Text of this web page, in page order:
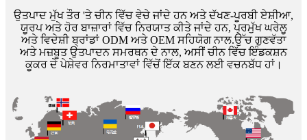
ਉਤਪਾਦ ਮੁੱਖ ਤੌਰ 'ਤੇ ਚੀਨ ਵਿੱਚ ਵੇਚੇ ਜਾਂਦੇ ਹਨ ਅਤੇ ਦੱਖਣ-ਪੂਰਬੀ ਏਸ਼ੀਆ,
ਯੂਰਪ ਅਤੇ ਹੋਰ ਬਾਜ਼ਾਰਾਂ ਵਿੱਚ ਨਿਰਯਾਤ ਕੀਤੇ ਜਾਂਦੇ ਹਨ, ਪ੍ਰਮੁੱਖ ਘਰੇਲੂ
ਅਤੇ ਵਿਦੇਸ਼ੀ ਬ੍ਰਾਂਡਾਂ ODM ਅਤੇ OEM ਸਹਿਯੋਗ ਨਾਲ.ਉੱਚ ਗੁਣਵੱਤਾ
ਅਤੇ ਮਜ਼ਬੂਤ ​​ਉਤਪਾਦਨ ਸਮਰਥਨ ਦੇ ਨਾਲ, ਅਸੀਂ ਚੀਨ ਵਿੱਚ ਇੰਡਕਸ਼ਨ
ਕੂਕਰ ਦੇ ਪੇਸ਼ੇਵਰ ਨਿਰਮਾਤਾਵਾਂ ਵਿੱਚੋਂ ਇੱਕ ਬਣਨ ਲਈ ਵਚਨਬੱਧ ਹਾਂ।